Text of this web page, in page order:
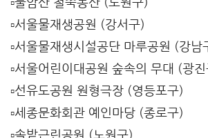
▫️불암산 철쭉동산 (노원구)
▫️서울물재생공원 (강서구)
▫️서울물재생시설공단 마루공원 (강남
▫️서울어린이대공원 숲속의 무대 (광진
▫️선유도공원 원형극장 (영등포구)
▫️세종문화회관 예인마당 (종로구)
▫️솔밭근린공원 (노원구)